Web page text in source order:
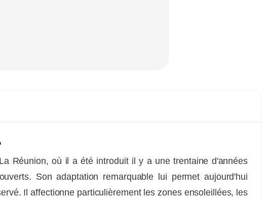
Réunion, où il a été introduit il y a une trentaine d'années
Son adaptation remarquable lui permet aujourd'hui
Il affectionne particulièrement les zones ensoleillées, les